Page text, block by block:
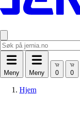
Meny Meny
Hjem